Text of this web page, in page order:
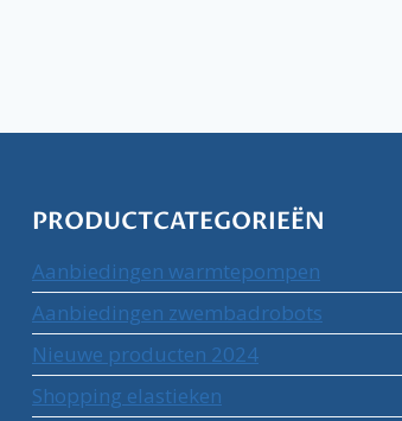
PRODUCTCATEGORIEËN
Aanbiedingen warmtepompen
Aanbiedingen zwembadrobots
Nieuwe producten 2024
Shopping elastieken